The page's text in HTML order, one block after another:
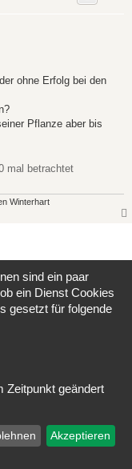
ohne Erfolg bei den
Pflanze aber bis
mal betrachtet
Winterhart
Gehe zu
Alle Zeiten sindUTC+02:00
sind ein paar
ein Dienst Cookies
gesetzt für folgende
Zeitpunkt geändert
Akzeptieren